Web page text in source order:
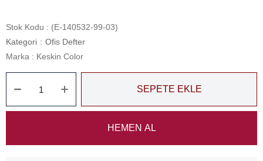
Stok Kodu
(E-140532-99-03)
Kategori : Ofis Defter
Marka : Keskin Color